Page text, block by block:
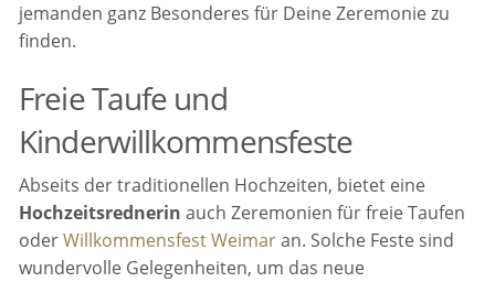
jemanden ganz Besonderes für Deine Zeremonie zu
finden.
Freie Taufe und
Kinderwillkommensfeste
Abseits der traditionellen Hochzeiten, bietet eine
Hochzeitsrednerin auch Zeremonien für freie Taufen
oderWillkommensfest Weimaran. Solche Feste sind
wundervolle Gelegenheiten, um das neue